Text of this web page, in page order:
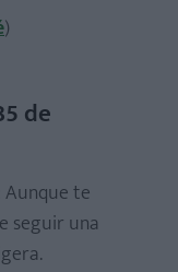
)
de
te
seguir una